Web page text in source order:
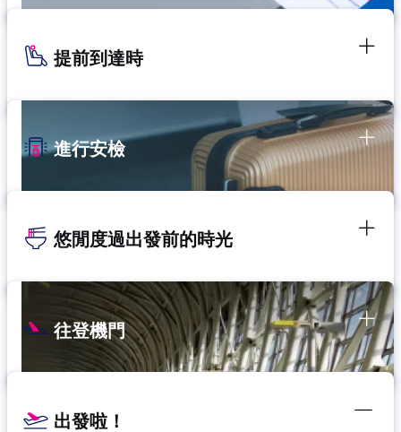
提前到達時
進行安檢
悠閒度過出發前的時光
往登機門
出發啦！